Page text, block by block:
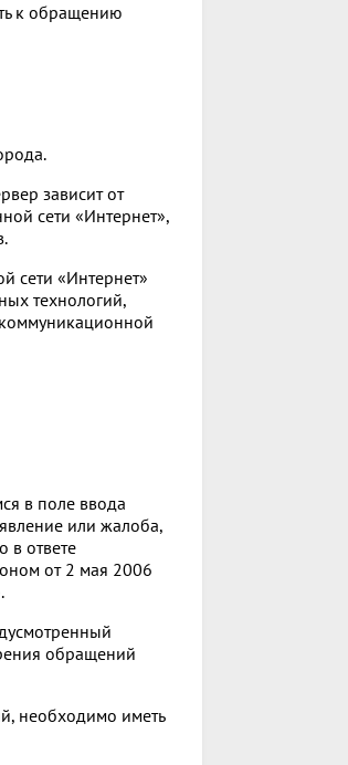
к обращению
зависит от
сети «Интернет»,
сети «Интернет»
технологий,
в поле ввода
или жалоба,
в ответе
от 2 мая 2006
обращений
необходимо иметь